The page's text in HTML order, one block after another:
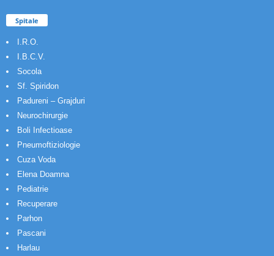
Spitale
I.R.O.
I.B.C.V.
Socola
Sf. Spiridon
Padureni – Grajduri
Neurochirurgie
Boli Infectioase
Pneumoftiziologie
Cuza Voda
Elena Doamna
Pediatrie
Recuperare
Parhon
Pascani
Harlau